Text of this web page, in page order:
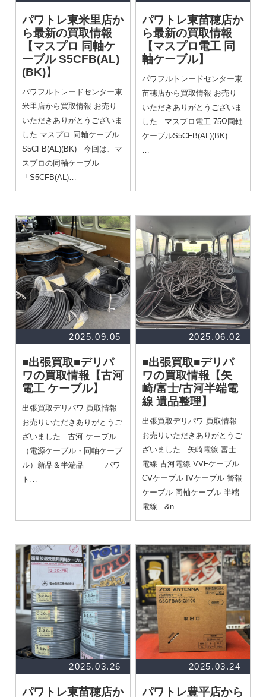
同軸ケーブル(11)
エコケーブル(3)
パワトレ東米里店か
ら最新の買取情報
【マスプロ 同軸ケ
ーブル S5CFB(AL)
(BK)】
パワフルトレードセンター東
米里店から買取情報 お売り
いただきありがとうございま
した マスプロ 同軸ケーブル
S5CFB(AL)(BK) 今回は、マ
スプロの同軸ケーブル
「S5CFB(AL)…
パワトレ東苗穂店か
ら最新の買取情報
【マスプロ電工 同
軸ケーブル】
パワフルトレードセンター東
苗穂店から買取情報 お売り
いただきありがとうございま
した マスプロ電工 75Ω同軸
ケーブルS5CFB(AL)(BK)
2025.09.05
■出張買取■デリパ
ワの買取情報 【古河
電工 ケーブル】
出張買取デリパワ 買取情報
お売りいただきありがとうご
ざいました 古河 ケーブル
（電源ケーブル・同軸ケーブ
ル）新品＆半端品 パワ
ト…
2025.06.02
■出張買取■デリパ
ワの買取情報 【矢
崎/富士/古河半端電
線 遺品整理】
出張買取デリパワ 買取情報
お売りいただきありがとうご
ざいました 矢崎電線 富士
電線 古河電線 VVFケーブル
CVケーブル IVケーブル 警報
ケーブル 同軸ケーブル 半端
電線 &n…
2025.03.26
パワトレ東苗穂店か
2025.03.24
パワトレ豊平店から